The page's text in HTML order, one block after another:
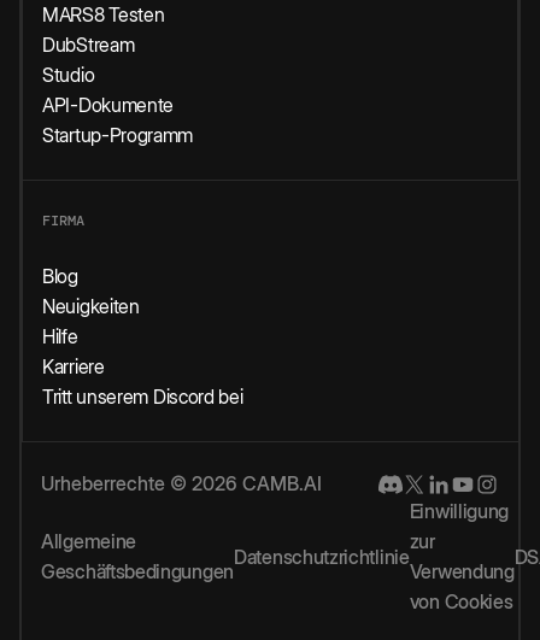
MARS8 Testen
DubStream
Studio
API-Dokumente
Startup-Programm
FIRMA
Blog
Neuigkeiten
Hilfe
Karriere
Tritt unserem Discord bei
Urheberrechte © 2026 CAMB.AI
Allgemeine
Geschäftsbedingungen
Datenschutzrichtlinie
Einwilligung
zur
Verwendung
von Cookies